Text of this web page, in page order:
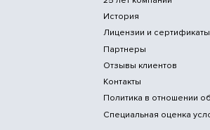
История
Лицензии и сертификаты
Партнеры
Отзывы клиентов
Контакты
Политика в отношении
Специальная оценка